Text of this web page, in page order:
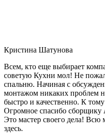
Кристина Шатунова
Всем, кто еще выбирает
советую Кухни мол! Не
спальню. Начиная с
монтажом никаких проблем
быстро и качественно. К
Огромное спасибо сборщику
Это мастер своего дела! Всю
здесь.